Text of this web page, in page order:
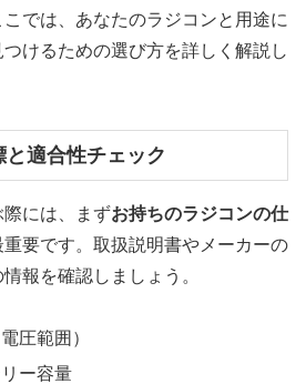
では、あなたのラジコンと用途に
けるための選び方を詳しく解説し
適合性チェック
際には、まずお持ちのラジコンの仕
要です。取扱説明書やメーカーの
報を確認しましょう。
圧範囲）
ー容量